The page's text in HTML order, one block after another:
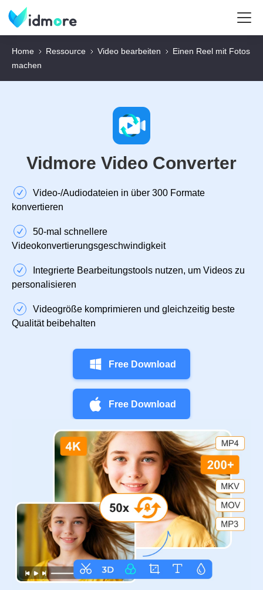
Home Ressource Video bearbeiten
Einen Reel mit Fotos
machen
Vidmore Video Converter
Video‑/Audiodateien in über 300 Formate
konvertieren
50‑mal schnellere
Videokonvertierungsgeschwindigkeit
Integrierte Bearbeitungstools nutzen, um Videos zu
personalisieren
Videogröße komprimieren und gleichzeitig beste
Qualität beibehalten
Free Download
Free Download